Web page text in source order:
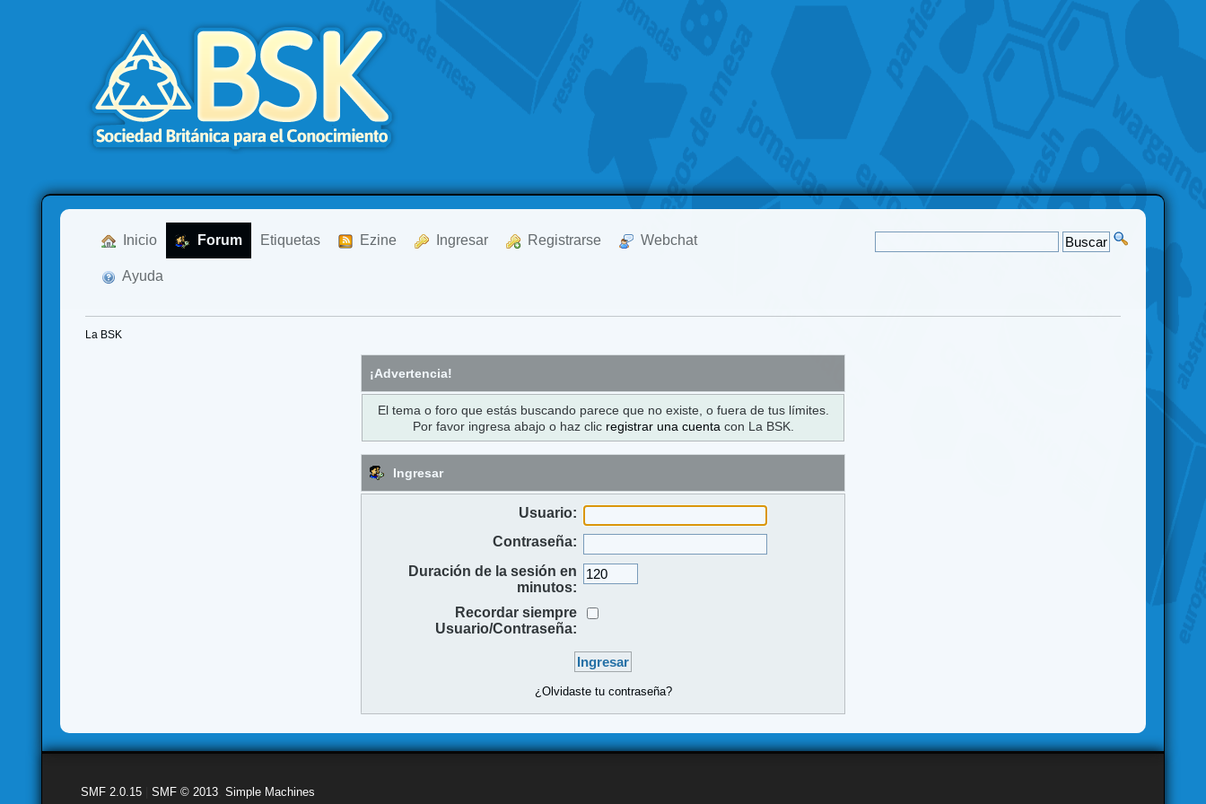
Inicio Forum Etiquetas Ezine Ingresar Registrarse Webchat
Ayuda
La BSK
¡Advertencia!
El tema o foro que estás buscando parece que no existe, o fuera de tus límites.
Por favor ingresa abajo o haz clic registrar una cuenta con La BSK.
Ingresar
Usuario:
Contraseña:
Duración de la sesión en
minutos:
Recordar siempre
Usuario/Contraseña:
¿Olvidaste tu contraseña?
SMF 2.0.15 |SMF © 2013 ,Simple Machines